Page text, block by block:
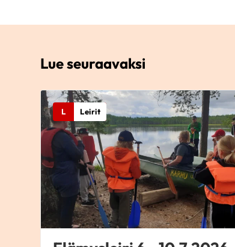
Lue seuraavaksi
L Leirit